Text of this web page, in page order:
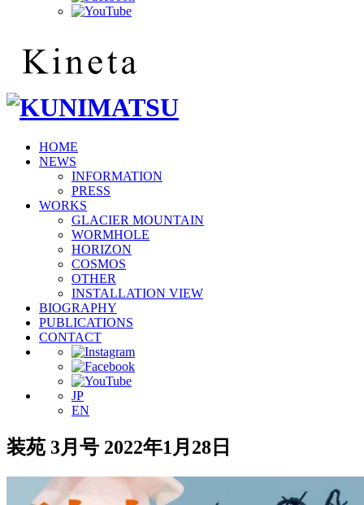
HOME
NEWS
INFORMATION
PRESS
WORKS
GLACIER MOUNTAIN
WORMHOLE
HORIZON
COSMOS
OTHER
INSTALLATION VIEW
BIOGRAPHY
PUBLICATIONS
CONTACT
JP
EN
装苑 3月号 2022年1月28日